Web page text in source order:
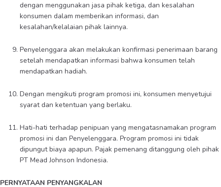
dengan menggunakan jasa pihak ketiga, dan kesalahan
konsumen dalam memberikan informasi, dan
kesalahan/kelalaian pihak lainnya.
Penyelenggara akan melakukan konfirmasi penerimaan barang
setelah mendapatkan informasi bahwa konsumen telah
mendapatkan hadiah.
Dengan mengikuti program promosi ini, konsumen menyetujui
syarat dan ketentuan yang berlaku.
Hati-hati terhadap penipuan yang mengatasnamakan program
promosi ini dan Penyelenggara. Program promosi ini tidak
dipungut biaya apapun. Pajak pemenang ditanggung oleh pihak
PT Mead Johnson Indonesia.
PERNYATAAN PENYANGKALAN